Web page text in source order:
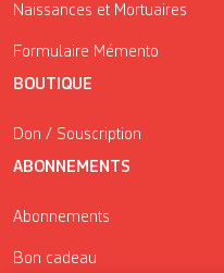
Naissances et Mortuaires
Formulaire Mémento
BOUTIQUE
Don / Souscription
ABONNEMENTS
Abonnements
Bon cadeau